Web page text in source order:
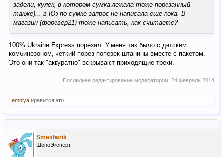
задели, кулек, в котором сумка лежала тоже порезанный
также)... в Юэ по сумке запрос не написала еще пока. В
магазин (форевер21) тоже написать, как считаете?
100% Ukraine Express порезал. У меня так было с детским
комбинезоном, четкий порез поперек штанины вместе с пакетом.
Это они так "аккуратно" вскрывают приходящие треки.
Последнее редактирование модератором: 24 Февраль 2014
emolya нравится это.
Smesharik
ШопоЭксперт